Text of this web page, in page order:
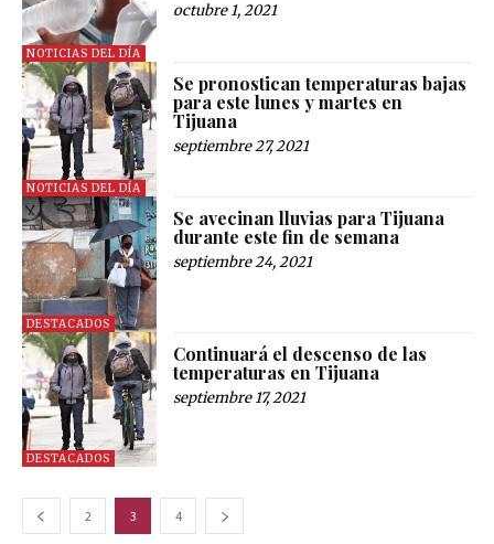
NOTICIAS DEL DÍA
octubre 1, 2021
NOTICIAS DEL DÍA
Se pronostican temperaturas bajas
para este lunes y martes en
Tijuana
septiembre 27, 2021
DESTACADOS
Se avecinan lluvias para Tijuana
durante este fin de semana
septiembre 24, 2021
DESTACADOS
Continuará el descenso de las
temperaturas en Tijuana
septiembre 17, 2021
2 3 4